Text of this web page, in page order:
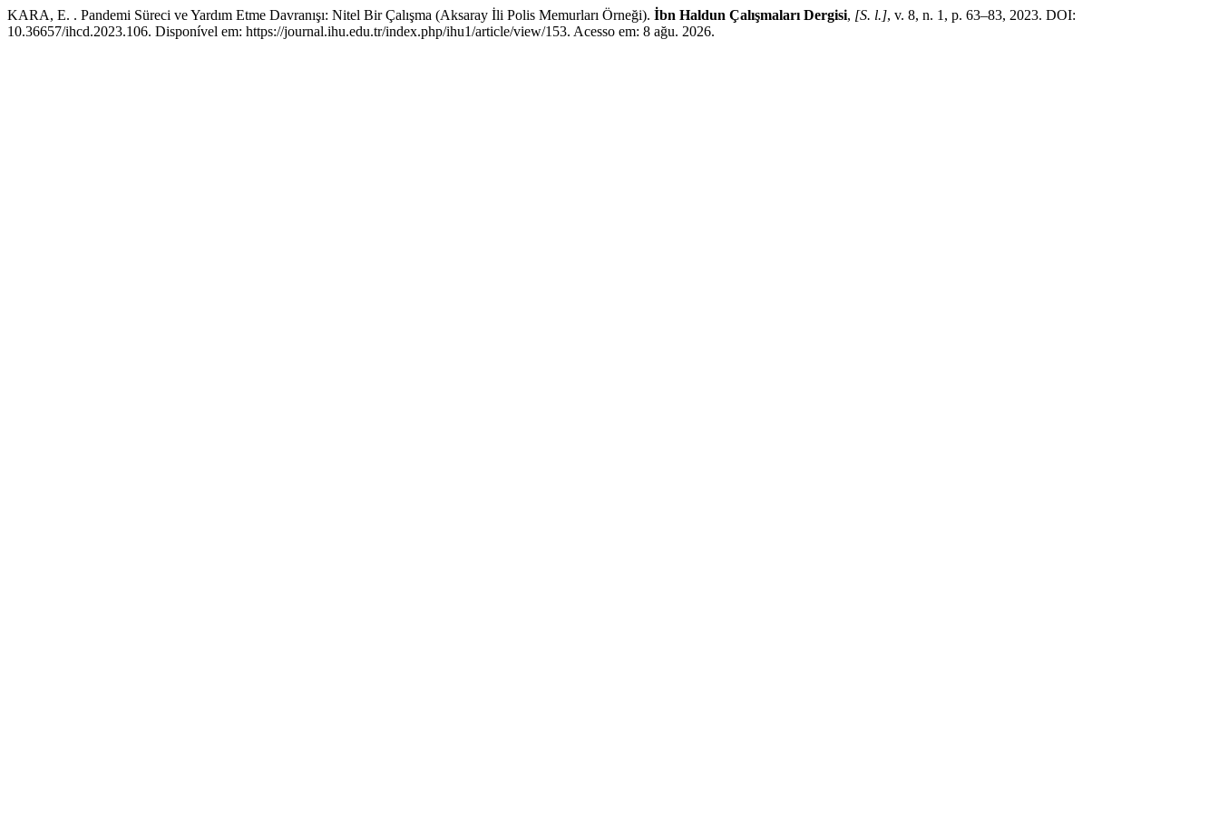
KARA, E. . Pandemi Süreci ve Yardım Etme Davranışı: Nitel Bir Çalışma (Aksaray İli Polis Memurları Örneği). İbn Haldun Çalışmaları Dergisi, [S. l.], v. 8, n. 1, p. 63–83, 2023. DOI:
10.36657/ihcd.2023.106. Disponível em: https://journal.ihu.edu.tr/index.php/ihu1/article/view/153. Acesso em: 8 ağu. 2026.